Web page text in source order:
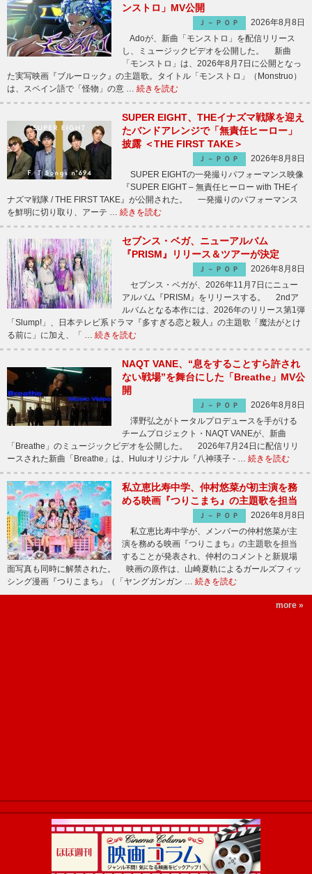
ンストロ」MV公開
Ｊ－ＰＯＰ
2026年8月8日
Adoが、新曲「モンストロ」を配信リリース
し、ミュージックビデオを公開した。 新曲
「モンストロ」は、2026年8月7日に公開となっ
た実写映画『ブルーロック』の主題歌。タイトル「モンストロ」（Monstruo）
は、スペイン語で「怪物」の意 … 続きを読む
SUPER EIGHT、THEイナズマ戦隊を迎え
たバンドアレンジで「無責任ヒーロー」
披露 ＜THE FIRST TAKE＞
Ｊ－ＰＯＰ
2026年8月8日
SUPER EIGHTの一発撮りパフォーマンス映像
『SUPER EIGHT – 無責任ヒーロー with THEイ
ナズマ戦隊 / THE FIRST TAKE』が公開された。 一発撮りのパフォーマンス
を鮮明に切り取り、アーテ … 続きを読む
セブンス・ベガ、ニューアルバム
『PRISM』リリース＆ツアーが決定
Ｊ－ＰＯＰ
2026年8月8日
セブンス・ベガが、2026年11月7日にニュー
アルバム『PRISM』をリリースする。 2ndア
ルバムとなる本作には、2026年のリリース第1弾
「Slump!」、日本テレビ系ドラマ『多すぎる恋と殺人』の主題歌「魔法がとけ
る前に」に加え、「 … 続きを読む
NAQT VANE、“息をすることすら許され
ない戦場”を舞台にした「Breathe」MV公
開
Ｊ－ＰＯＰ
2026年8月8日
澤野弘之がトータルプロデュースを手がける
チームプロジェクト・NAQT VANEが、新曲
「Breathe」のミュージックビデオを公開した。 2026年7月24日に配信リリ
ースされた新曲「Breathe」は、Huluオリジナル『八神瑛子 - … 続きを読む
私立恵比寿中学、仲村悠菜が初主演を務
める映画『つりこまち』の主題歌を担当
Ｊ－ＰＯＰ
2026年8月8日
私立恵比寿中学が、メンバーの仲村悠菜が主
演を務める映画『つりこまち』の主題歌を担当
することが発表され、仲村のコメントと新規場
面写真も同時に解禁された。 映画の原作は、山崎夏軌によるガールズフィッ
シング漫画『つりこまち』（「ヤングガンガン … 続きを読む
more »